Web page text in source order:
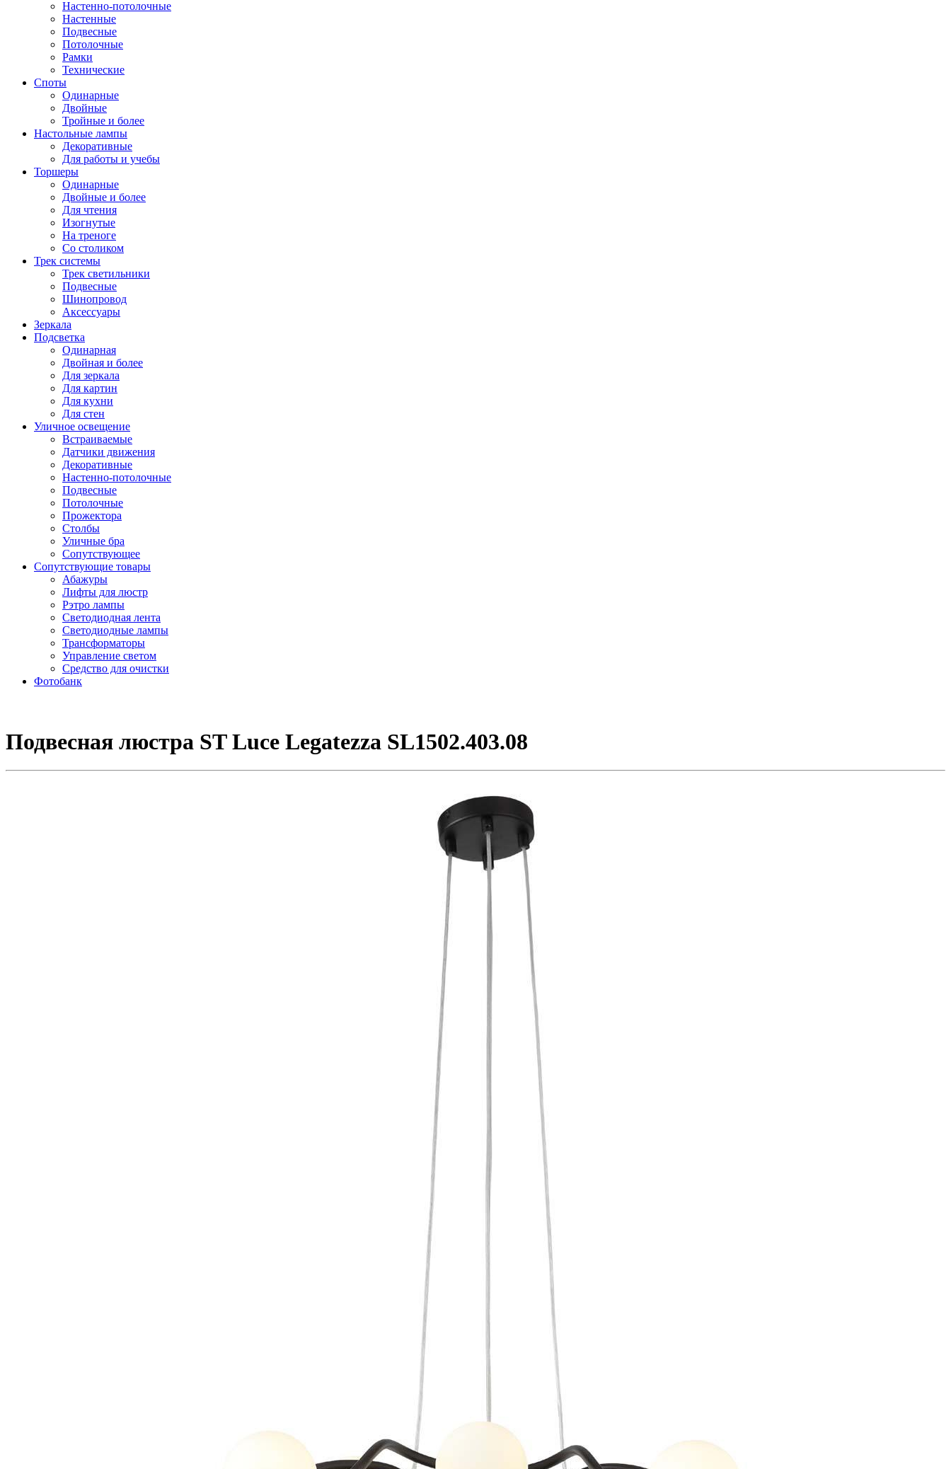
Настенно-потолочные
Настенные
Подвесные
Потолочные
Рамки
Технические
Споты
Одинарные
Двойные
Тройные и более
Настольные лампы
Декоративные
Для работы и учебы
Торшеры
Одинарные
Двойные и более
Для чтения
Изогнутые
На треноге
Со столиком
Трек системы
Трек светильники
Подвесные
Шинопровод
Аксессуары
Зеркала
Подсветка
Одинарная
Двойная и более
Для зеркала
Для картин
Для кухни
Для стен
Уличное освещение
Встраиваемые
Датчики движения
Декоративные
Настенно-потолочные
Подвесные
Потолочные
Прожектора
Столбы
Уличные бра
Сопутствующее
Сопутствующие товары
Абажуры
Лифты для люстр
Рэтро лампы
Светодиодная лента
Светодиодные лампы
Трансформаторы
Управление светом
Средство для очистки
Фотобанк
Подвесная люстра ST Luce Legatezza SL1502.403.08